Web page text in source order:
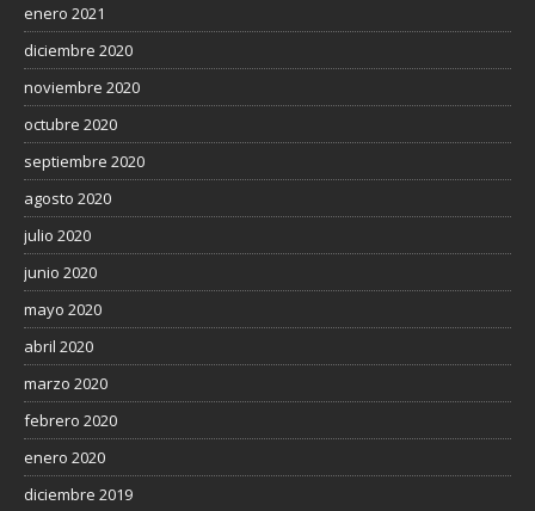
enero 2021
diciembre 2020
noviembre 2020
octubre 2020
septiembre 2020
agosto 2020
julio 2020
junio 2020
mayo 2020
abril 2020
marzo 2020
febrero 2020
enero 2020
diciembre 2019